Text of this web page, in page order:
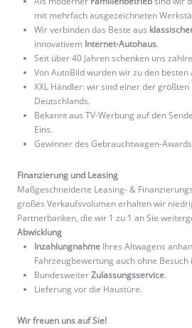
mit mehrfach ausgezeichneten
Wir verbinden das Beste aus
innovativem Internet-Autohaus.
Seit über 40 Jahren schenken uns
Von AutoBild wurden wir zu den
XXL Händler: wir sind einer der
Deutschlands.
Bekannt aus TV-Werbung auf den
Eins.
Gewinner des Gebrauchtwagen-
Finanzierung und Leasing
Maßgeschneiderte Leasing- &
großes Verkaufsvolumen erhalten wir
Partnerbanken, die wir 1 zu 1 an Sie
Abwicklung
Inzahlungnahme Ihres Altwagens
Fahrzeugbewertung auch ohne Besuch
BundesweiterZulassungsservice.
Lieferung vor die Haustüre.
Wir freuen uns auf Sie!